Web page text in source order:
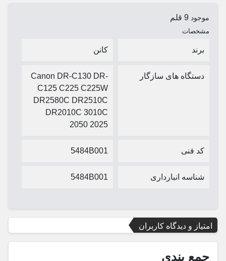
موجود 9 قلم
مشخصات
برند کانن
دستگاه های سازگار
Canon DR-C130 DR-
C125 C225 C225W
DR2580C DR2510C
DR2010C 3010C
2050 2025
کد فنی 5484B001
شناسه انبارداری 5484B001
امتیاز و دیدگاه کاربران
جمع بندی